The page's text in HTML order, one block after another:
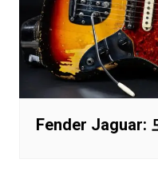
Fender Jaguar: